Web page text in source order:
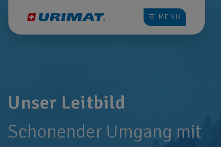
☰ MENU
Unser Leitbild
Schonender Umgang mit